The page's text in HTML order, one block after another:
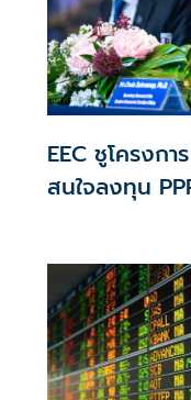
EEC ชูโครงก
สนใจลงทุน